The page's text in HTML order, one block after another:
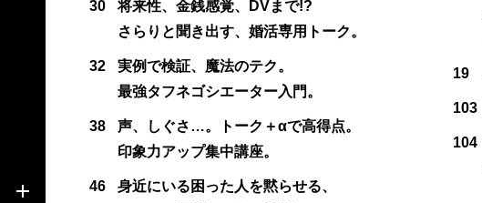
30
将来性、金銭感覚、DVまで!?
さらりと聞き出す、婚活専用トーク。
32
実例で検証、魔法のテク。
最強タフネゴシエーター入門。
38
声、しぐさ…。トーク＋αで高得点。
印象力アップ集中講座。
46
身近にいる困った人を黙らせる、
19
103
104